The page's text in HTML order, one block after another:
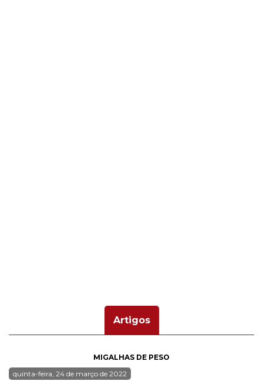
Artigos
MIGALHAS DE PESO
quinta-feira, 24 de março de 2022